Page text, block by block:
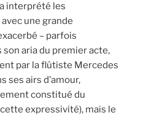
interprété les
une grande
– parfois
aria du premier acte,
par la flûtiste Mercedes
ses airs d’amour,
constitué du
expressivité), mais le